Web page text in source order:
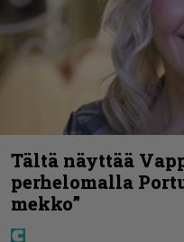
Tältä näyttää
perhelomalla
mekko”